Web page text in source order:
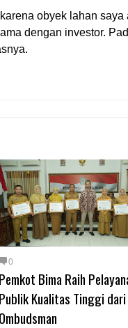
obyek lahan
dengan investor.
0
Pemkot Bima Raih
Publik Kualitas Tinggi dari
Ombudsman